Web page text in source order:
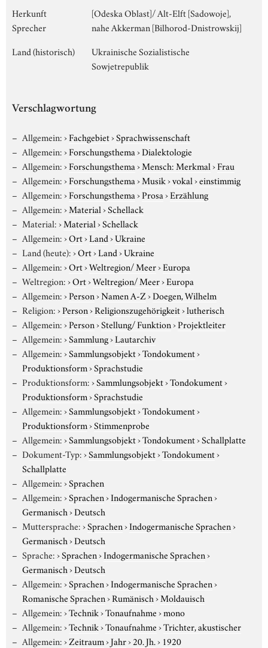
Herkunft
Sprecher
[Odeska Oblast]/ Alt-Elft [Sadowoje],
nahe Akkerman [Bilhorod-Dnistrowskij]
Land (historisch)
Ukrainische Sozialistische
Sowjetrepublik
Verschlagwortung
Allgemein:›Fachgebiet›Sprachwissenschaft
Allgemein:›Forschungsthema›Dialektologie
Allgemein:›Forschungsthema›Mensch: Merkmal›Frau
Allgemein:›Forschungsthema›Musik›vokal›einstimmig
Allgemein:›Forschungsthema›Prosa›Erzählung
Allgemein:›Material›Schellack
Material:›Material›Schellack
Allgemein:›Ort›Land›Ukraine
Land (heute):›Ort›Land›Ukraine
Allgemein:›Ort›Weltregion/ Meer›Europa
Weltregion:›Ort›Weltregion/ Meer›Europa
Allgemein:›Person›Namen A-Z›Doegen, Wilhelm
Religion:›Person›Religionszugehörigkeit›lutherisch
Allgemein:›Person›Stellung/ Funktion›Projektleiter
Allgemein:›Sammlung›Lautarchiv
Allgemein:›Sammlungsobjekt›Tondokument›
Produktionsform›Sprachstudie
Produktionsform:›Sammlungsobjekt›Tondokument›
Produktionsform›Sprachstudie
Allgemein:›Sammlungsobjekt›Tondokument›
Produktionsform›Stimmenprobe
Allgemein:›Sammlungsobjekt›Tondokument›Schallplatte
Dokument-Typ:›Sammlungsobjekt›Tondokument›
Schallplatte
Allgemein:›Sprachen
Allgemein:›Sprachen›Indogermanische Sprachen›
Germanisch›Deutsch
Muttersprache:›Sprachen›Indogermanische Sprachen›
Germanisch›Deutsch
Sprache:›Sprachen›Indogermanische Sprachen›
Germanisch›Deutsch
Allgemein:›Sprachen›Indogermanische Sprachen›
Romanische Sprachen›Rumänisch›Moldauisch
Allgemein:›Technik›Tonaufnahme›mono
Allgemein:›Technik›Tonaufnahme›Trichter, akustischer
Allgemein:›Zeitraum›Jahr›20. Jh.› 1920